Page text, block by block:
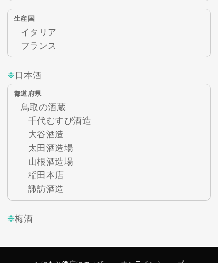
生産国
イタリア
フランス
日本酒
都道府県
鳥取の酒蔵
千代むすび酒造
大谷酒造
太田酒造場
山根酒造場
稲田本店
諏訪酒造
梅酒